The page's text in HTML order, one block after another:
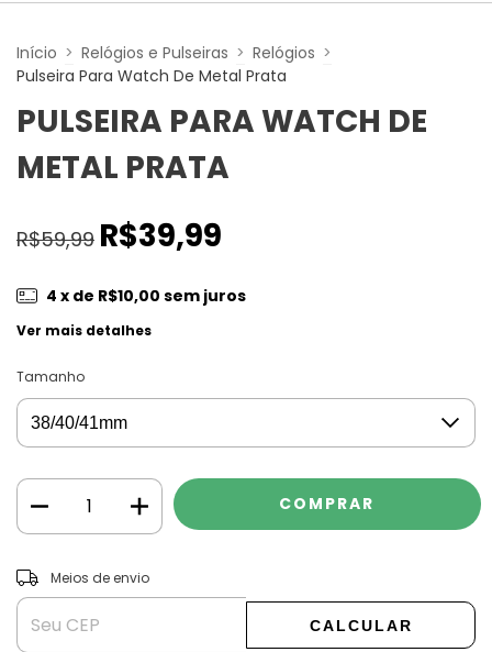
Início > Relógios e Pulseiras > Relógios >
Pulseira Para Watch De Metal Prata
PULSEIRA PARA WATCH DE
METAL PRATA
R$59,99 R$39,99
4 x de R$10,00 sem juros
Ver mais detalhes
Tamanho
Entregas para o CEP:
Meios de envio
CALCULAR